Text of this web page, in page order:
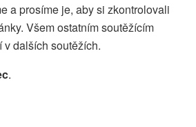
a prosíme je, aby si zkontrolovali
Všem ostatním soutěžícím
v dalších soutěžích.
.